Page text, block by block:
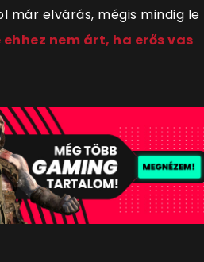
már elvárás, mégis mindig le
ehhez nem árt, ha erős vas